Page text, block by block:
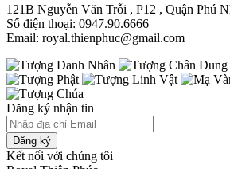
121B Nguyễn Văn Trỗi , P12 , Quận Phú
Số điện thoại: 0947.90.6666
Email: royal.thienphuc@gmail.com
Đăng ký nhận tin
Đăng ký
Kết nối với chúng tôi